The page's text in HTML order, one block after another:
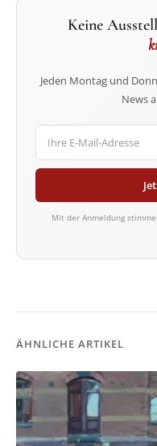
Keine
Jeden Montag und
News
Mit der Anmeldung
ÄHNLICHE ARTIKEL